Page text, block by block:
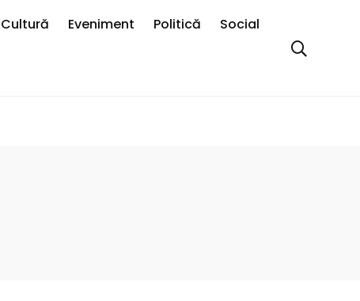
Cultură Eveniment Politică
Social